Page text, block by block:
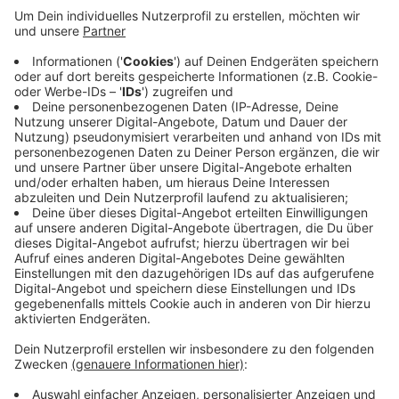
Kitas, Schulen, Unternehmen oder Vereine sind zum
Mitmachen aufgerufen. Den konkreten Sammeltag -
und -ort können sie dabei selber wählen. Säcke,
Westen und Greifzangen stellt die Stadt.
HIERgeht es zur Anmeldung.
Anzeige